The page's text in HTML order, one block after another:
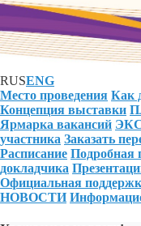
RUSENG
Место проведения Как
Концепция выставки
Ярмарка вакансий
участника Заказать
Расписание Подробная
докладчика
Официальная
НОВОСТИ